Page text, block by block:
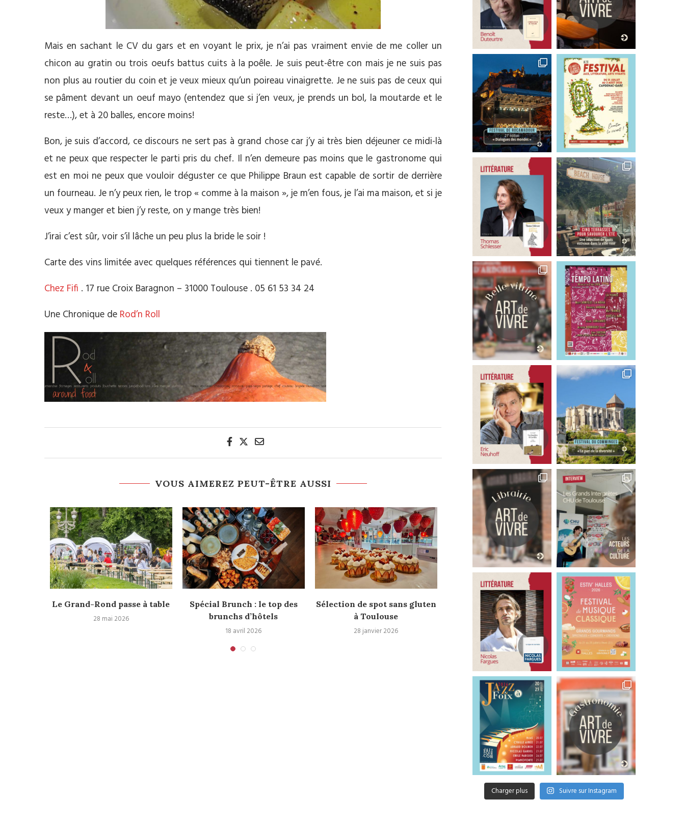
Mais en sachant le CV du gars et en voyant le prix, je n’ai pas vraiment envie de me coller un
chicon au gratin ou trois oeufs battus cuits à la poêle. Je suis peut-être con mais je ne suis pas
non plus au routier du coin et je veux mieux qu’un poireau vinaigrette. Je ne suis pas de ceux qui
se pâment devant un oeuf mayo (entendez que si j’en veux, je prends un bol, la moutarde et le
reste…), et à 20 balles, encore moins!
Bon, je suis d’accord, ce discours ne sert pas à grand chose car j’y ai très bien déjeuner ce midi-là
et ne peux que respecter le parti pris du chef. Il n’en demeure pas moins que le gastronome qui
est en moi ne peux que vouloir déguster ce que Philippe Braun est capable de sortir de derrière
un fourneau. Je n’y peux rien, le trop « comme à la maison », je m’en fous, je l’ai ma maison, et si je
veux y manger et bien j’y reste, on y mange très bien!
J’irai c’est sûr, voir s’il lâche un peu plus la bride le soir !
Carte des vins limitée avec quelques références qui tiennent le pavé.
Chez Fifi . 17 rue Croix Baragnon – 31000 Toulouse . 05 61 53 34 24
Une Chronique de Rod’n Roll
VOUS AIMEREZ PEUT-ÊTRE AUSSI
Le Grand-Rond passe à table
28 mai 2026
Spécial Brunch : le top des
brunchs d’hôtels
18 avril 2026
Sélection de spot sans gluten
à Toulouse
28 janvier 2026
Pérégrinations d’une
étudiante allemande (11) :
Café Roux
17 juillet 2025
La guinguette flottante
Canotiers remet le
2 juin 2025
Charger plus Suivre sur Instagram